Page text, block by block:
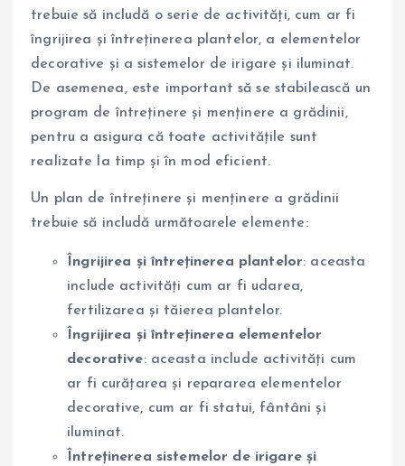
trebuie să includă o serie de activități, cum ar fi
îngrijirea și întreținerea plantelor, a elementelor
decorative și a sistemelor de irigare și iluminat.
De asemenea, este important să se stabilească un
program de întreținere și menținere a grădinii,
pentru a asigura că toate activitățile sunt
realizate la timp și în mod eficient.
Un plan de întreținere și menținere a grădinii
trebuie să includă următoarele elemente:
Îngrijirea și întreținerea plantelor: aceasta
include activități cum ar fi udarea,
fertilizarea și tăierea plantelor.
Îngrijirea și întreținerea elementelor
decorative: aceasta include activități cum
ar fi curățarea și repararea elementelor
decorative, cum ar fi statui, fântâni și
iluminat.
Întreținerea sistemelor de irigare și